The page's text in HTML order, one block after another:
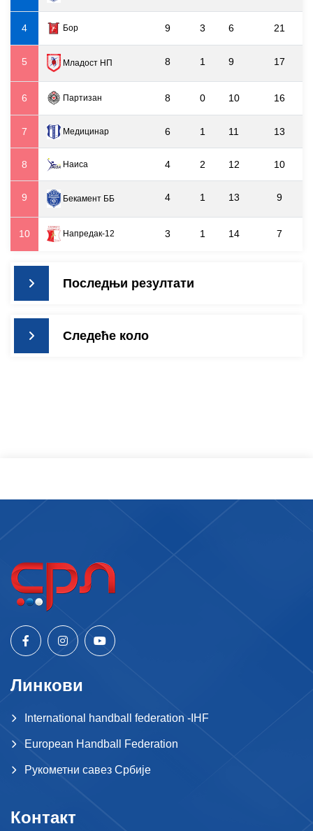
4 Бор 9 3 6 21
5 Младост НП 8 1 9 17
6 Партизан 8 0 10 16
7 Медицинар 6 1 11 13
8 Наиса 4 2 12 10
9 Бекамент ББ 4 1 13 9
10 Напредак-12 3 1 14 7
Последњи резултати
Следеће коло
Линкови
International handball federation -IHF
European Handball Federation
Рукометни савез Србије
Контакт